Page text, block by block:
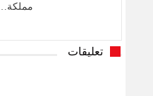
مملكة…
تعليقات